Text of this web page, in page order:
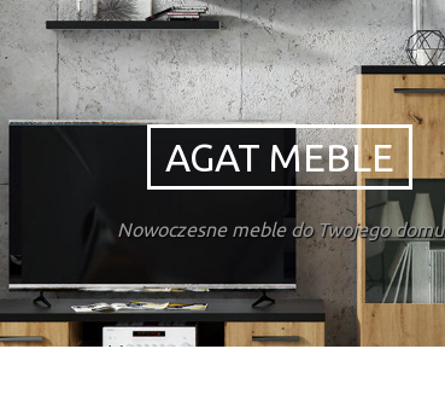
AGAT MEBLE
Nowoczesne meble do Twojego domu